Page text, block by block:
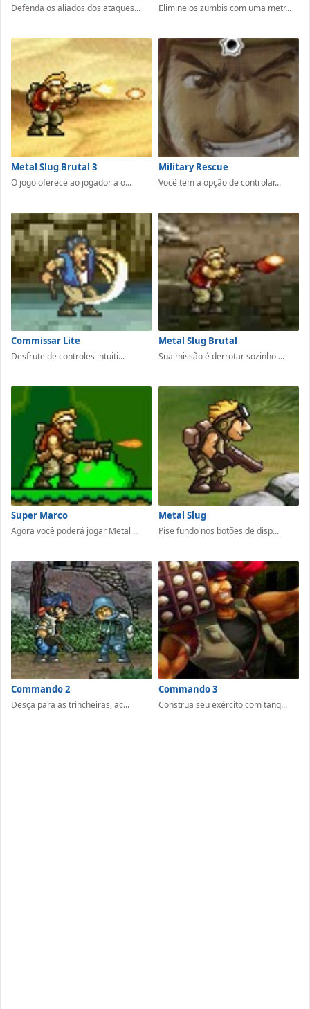
Defenda os aliados dos ataques... Elimine os zumbis com uma metr...
Metal Slug Brutal 3
O jogo oferece ao jogador a o...
Military Rescue
Você tem a opção de controlar...
Commissar Lite
Desfrute de controles intuiti...
Metal Slug Brutal
Sua missão é derrotar sozinho ...
Super Marco
Agora você poderá jogar Metal ...
Metal Slug
Pise fundo nos botões de disp...
Commando 2
Desça para as trincheiras, ac...
Commando 3
Construa seu exército com tanq...